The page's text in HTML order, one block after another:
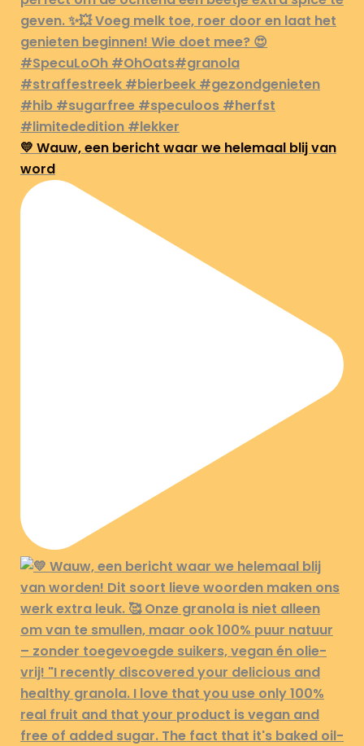
💛 Wauw, een bericht waar we helemaal blij van
word